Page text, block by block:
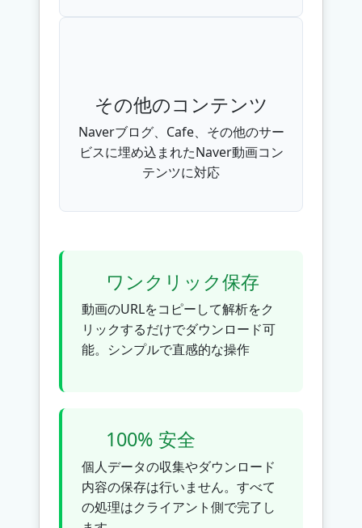
その他のコンテンツ
Naverブログ、Cafe、その他のサー
ビスに埋め込まれたNaver動画コン
テンツに対応
ワンクリック保存
動画のURLをコピーして解析をク
リックするだけでダウンロード可
能。シンプルで直感的な操作
100% 安全
個人データの収集やダウンロード
内容の保存は行いません。すべて
の処理はクライアント側で完了し